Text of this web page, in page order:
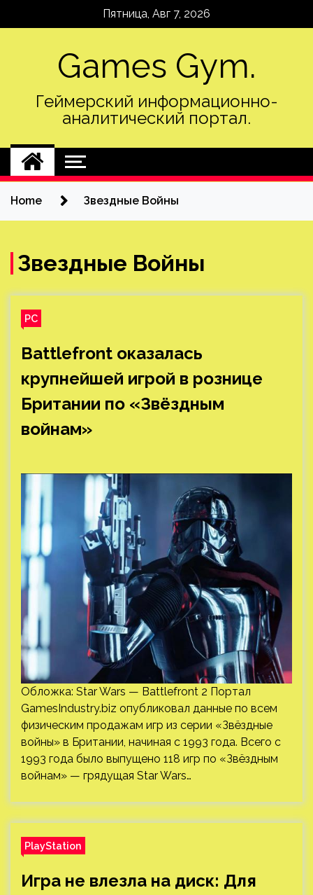
Пятница, Авг 7, 2026
Games Gym.
Геймерский информационно-
аналитический портал.
Home Звездные Войны
Звездные Войны
PC
Battlefront оказалась
крупнейшей игрой в рознице
Британии по «Звёздным
войнам»
Обложка: Star Wars — Battlefront 2 Портал
GamesIndustry.biz опубликовал данные по всем
физическим продажам игр из серии «Звёздные
войны» в Британии, начиная с 1993 года. Всего с
1993 года было выпущено 118 игр по «Звёздным
войнам» — грядущая Star Wars…
PlayStation
Игра не влезла на диск: Для